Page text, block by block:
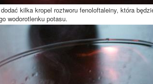
kilka kropel roztworu fenoloftaleiny, która
wodorotlenku potasu.